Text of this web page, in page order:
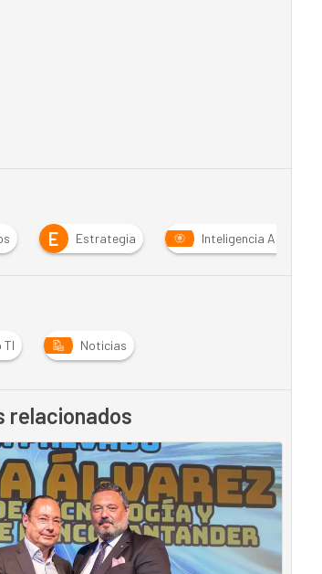
E Estrategia Inteligencia Artificial
TI Noticias
relacionados